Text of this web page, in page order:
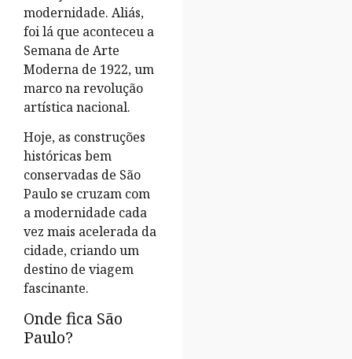
modernidade. Aliás,
foi lá que aconteceu a
Semana de Arte
Moderna de 1922, um
marco na revolução
artística nacional.
Hoje, as construções
históricas bem
conservadas de São
Paulo se cruzam com
a modernidade cada
vez mais acelerada da
cidade, criando um
destino de viagem
fascinante.
Onde fica São
Paulo?